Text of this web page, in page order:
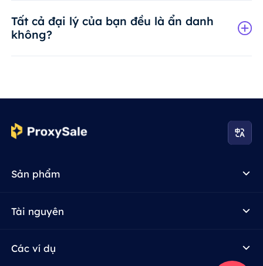
Tất cả đại lý của bạn đều là ẩn danh
không?
Sản phẩm
Tài nguyên
Các ví dụ